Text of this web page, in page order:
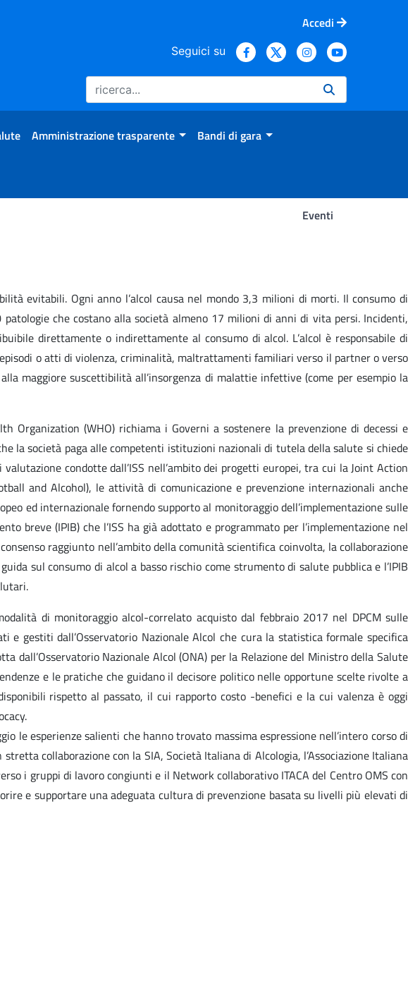
Accedi
Seguici su
Amministrazione trasparente Bandi di gara
Eventi
evitabili. Ogni anno l’alcol causa nel mondo 3,3 milioni di morti. Il consumo di
che costano alla società almeno 17 milioni di anni di vita persi. Incidenti,
direttamente o indirettamente al consumo di alcol. L’alcol è responsabile di
o atti di violenza, criminalità, maltrattamenti familiari verso il partner o verso
maggiore suscettibilità all’insorgenza di malattie infettive (come per esempio la
Organization (WHO) richiama i Governi a sostenere la prevenzione di decessi e
la società paga alle competenti istituzioni nazionali di tutela della salute si chiede
condotte dall’ISS nell’ambito dei progetti europei, tra cui la Joint Action
and Alcohol), le attività di comunicazione e prevenzione internazionali anche
ed internazionale fornendo supporto al monitoraggio dell’implementazione sulle
breve (IPIB) che l’ISS ha già adottato e programmato per l’implementazione nel
raggiunto nell’ambito della comunità scientifica coinvolta, la collaborazione
sul consumo di alcol a basso rischio come strumento di salute pubblica e l’IPIB
di monitoraggio alcol-correlato acquisto dal febbraio 2017 nel DPCM sulle
gestiti dall’Osservatorio Nazionale Alcol che cura la statistica formale specifica
dall’Osservatorio Nazionale Alcol (ONA) per la Relazione del Ministro della Salute
e le pratiche che guidano il decisore politico nelle opportune scelte rivolte a
rispetto al passato, il cui rapporto costo -benefici e la cui valenza è oggi
le esperienze salienti che hanno trovato massima espressione nell’intero corso di
collaborazione con la SIA, Società Italiana di Alcologia, l’Associazione Italiana
i gruppi di lavoro congiunti e il Network collaborativo ITACA del Centro OMS con
e supportare una adeguata cultura di prevenzione basata su livelli più elevati di